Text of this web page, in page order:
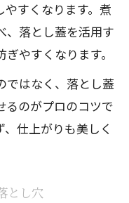
すくなります。煮
、落とし蓋を活用す
やすくなります。
ではなく、落とし蓋
るのがプロのコツで
仕上がりも美しく
とし穴